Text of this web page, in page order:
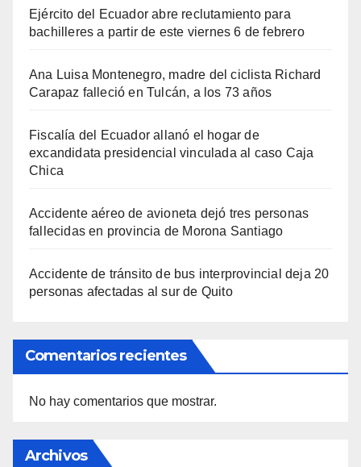
Ejército del Ecuador abre reclutamiento para
bachilleres a partir de este viernes 6 de febrero
Ana Luisa Montenegro, madre del ciclista Richard
Carapaz falleció en Tulcán, a los 73 años
Fiscalía del Ecuador allanó el hogar de
excandidata presidencial vinculada al caso Caja
Chica
Accidente aéreo de avioneta dejó tres personas
fallecidas en provincia de Morona Santiago
Accidente de tránsito de bus interprovincial deja 20
personas afectadas al sur de Quito
Comentarios recientes
No hay comentarios que mostrar.
Archivos